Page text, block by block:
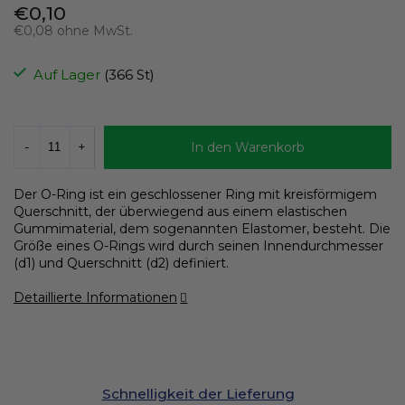
€0,10
€0,08 ohne MwSt.
Auf Lager (366 St)
In den Warenkorb
Der O-Ring ist ein geschlossener Ring mit kreisförmigem
Querschnitt, der überwiegend aus einem elastischen
Gummimaterial, dem sogenannten Elastomer, besteht. Die
Größe eines O-Rings wird durch seinen Innendurchmesser
(d1) und Querschnitt (d2) definiert.
Detaillierte Informationen
Schnelligkeit der Lieferung